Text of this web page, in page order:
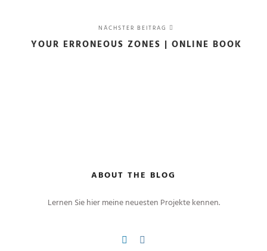
NÄCHSTER BEITRAG
YOUR ERRONEOUS ZONES | ONLINE BOOK
ABOUT THE BLOG
Lernen Sie hier meine neuesten Projekte kennen.